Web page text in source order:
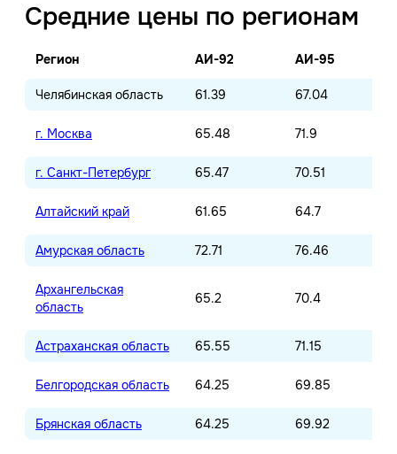
Средние цены по регионам
Регион АИ-92 АИ-95
Челябинская область 61.39 67.04
г. Москва 65.48 71.9
г. Санкт-Петербург 65.47 70.51
Алтайский край 61.65 64.7
Амурская область 72.71 76.46
Архангельская
область
65.2 70.4
Астраханская область 65.55 71.15
Белгородская область 64.25 69.85
Брянская область 64.25 69.92